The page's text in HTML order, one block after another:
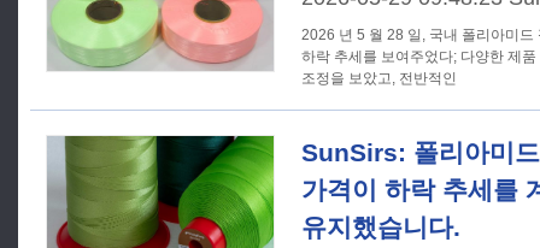
2026 년 5 월 28 일, 국내 폴리아미
하락 추세를 보여주었다; 다양한 제
조정을 보았고, 전반적인
SunSirs: 폴리아미
가격이 하락 추세를
유지했습니다.